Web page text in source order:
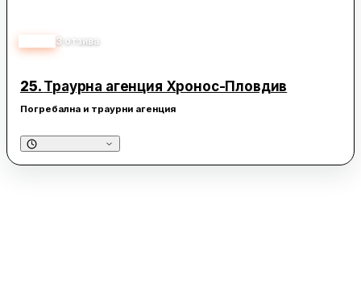
3 отзива
25. Траурна агенция Хронос-Пловдив
Погребална и траурни агенция